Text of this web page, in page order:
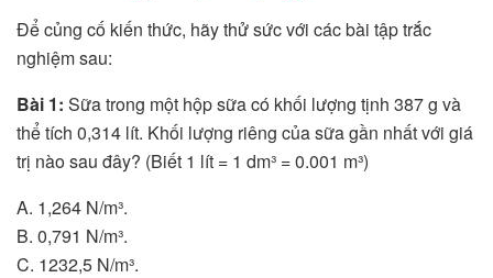
Để củng cố kiến thức, hãy thử sức với các bài tập trắc
nghiệm sau:
Bài 1: Sữa trong một hộp sữa có khối lượng tịnh 387 g và
thể tích 0,314 lít. Khối lượng riêng của sữa gần nhất với giá
trị nào sau đây? (Biết 1 lít = 1 dm³ = 0.001 m³)
A. 1,264 N/m³.
B. 0,791 N/m³.
C. 1232,5 N/m³.